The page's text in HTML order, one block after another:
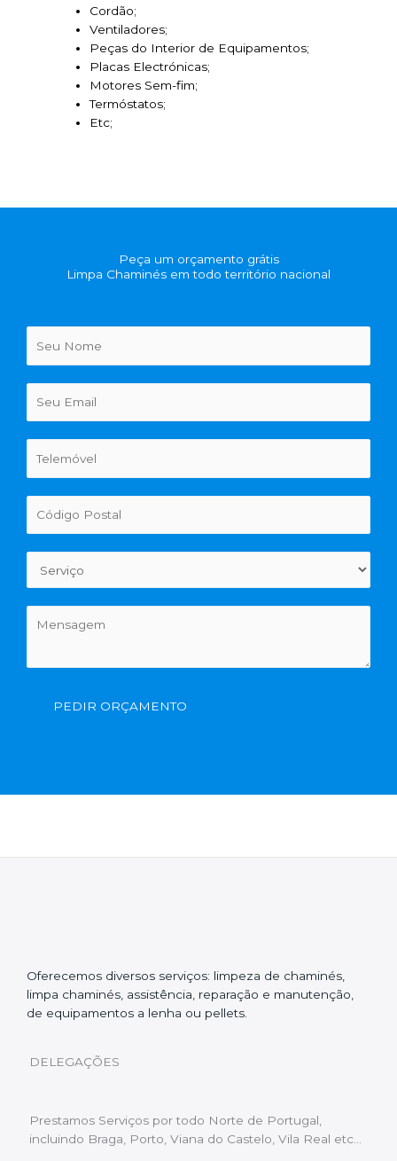
Cordão;
Ventiladores;
Peças do Interior de Equipamentos;
Placas Electrónicas;
Motores Sem-fim;
Termóstatos;
Etc;
Peça um orçamento grátis
Limpa Chaminés em todo território nacional
PEDIR ORÇAMENTO
Oferecemos diversos serviços: limpeza de chaminés,
limpa chaminés, assistência, reparação e manutenção,
de equipamentos a lenha ou pellets.
DELEGAÇÕES
Prestamos Serviços por todo Norte de Portugal,
incluindo Braga, Porto, Viana do Castelo, Vila Real etc…